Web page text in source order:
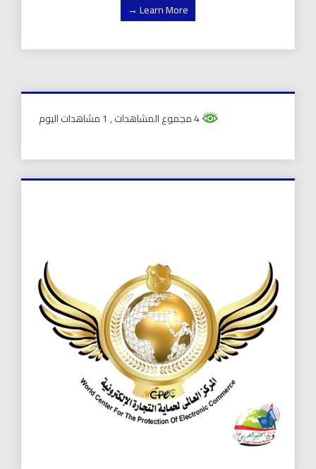
Learn More →
, 1 مشاهدات اليوم